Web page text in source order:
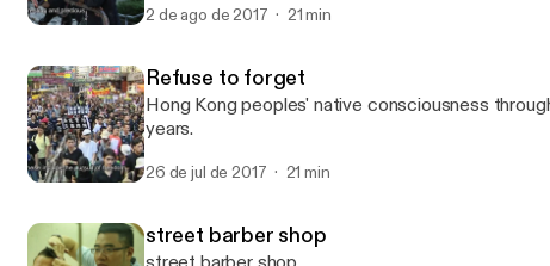
2 de ago de 2017 21 min
Refuse to forget
Hong Kong peoples' native consciousness
years.
26 de jul de 2017 21 min
street barber shop